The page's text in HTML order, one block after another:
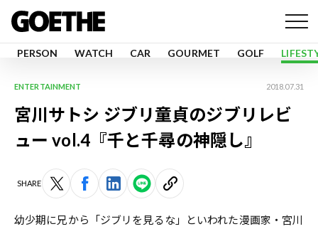
PERSON WATCH CAR GOURMET GOLF
ENTERTAINMENT 2018.07.31
宮川サトシ ジブリ童貞のジブリレビ
ュー vol.4『千と千尋の神隠し』
SHARE
​幼少期に兄から「ジブリを見るな」といわれた漫画家・宮川